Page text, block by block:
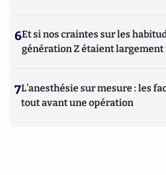
6Et si nos craintes sur les
génération Z étaient largement
7L’anesthésie sur mesure : les
tout avant une opération